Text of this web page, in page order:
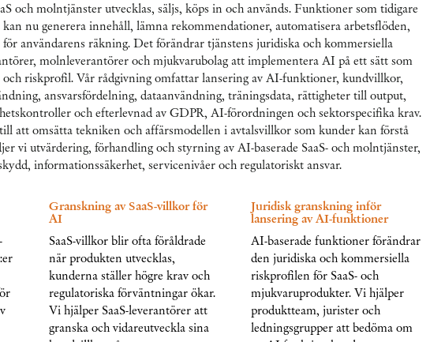
och molntjänster utvecklas, säljs, köps in och används. Funktioner som tidigare
kan nu generera innehåll, lämna rekommendationer, automatisera arbetsflöden,
för användarens räkning. Det förändrar tjänstens juridiska och kommersiella
molnleverantörer och mjukvarubolag att implementera AI på ett sätt som
och riskprofil. Vår rådgivning omfattar lansering av AI-funktioner, kundvillkor,
ansvarsfördelning, dataanvändning, träningsdata, rättigheter till output,
och efterlevnad av GDPR, AI-förordningen och sektorspecifika krav.
att omsätta tekniken och affärsmodellen i avtalsvillkor som kunder kan förstå
vi utvärdering, förhandling och styrning av AI-baserade SaaS- och molntjänster,
informationssäkerhet, servicenivåer och regulatoriskt ansvar.
Granskning av SaaS-villkor för
AI
SaaS-villkor blir ofta föråldrade
när produkten utvecklas,
kunderna ställer högre krav och
regulatoriska förväntningar ökar.
Vi hjälper SaaS-leverantörer att
granska och vidareutveckla sina
Juridisk granskning inför
lansering av AI-funktioner
AI-baserade funktioner förändrar
den juridiska och kommersiella
riskprofilen för SaaS- och
mjukvaruprodukter. Vi hjälper
produktteam, jurister och
ledningsgrupper att bedöma om